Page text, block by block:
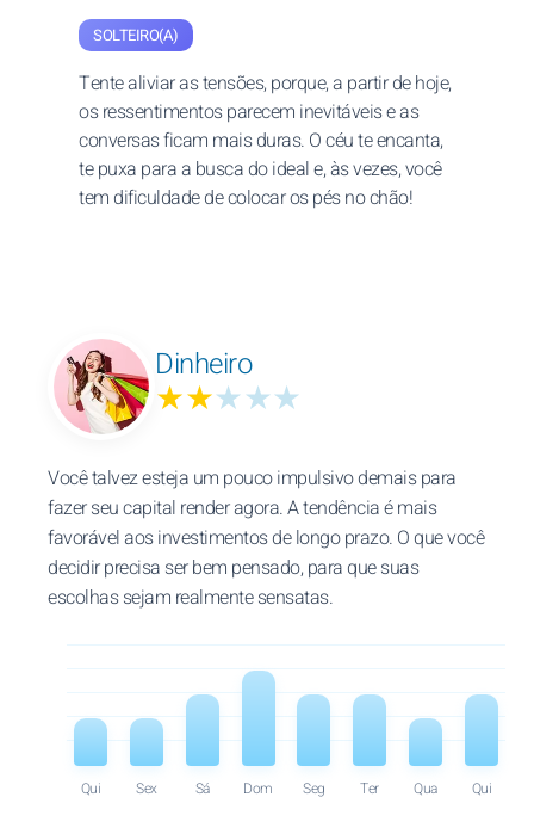
SOLTEIRO(A)
Tente aliviar as tensões, porque, a partir de hoje,
os ressentimentos parecem inevitáveis e as
conversas ficam mais duras. O céu te encanta,
te puxa para a busca do ideal e, às vezes, você
tem dificuldade de colocar os pés no chão!
Dinheiro
★★★★★
Você talvez esteja um pouco impulsivo demais para
fazer seu capital render agora. A tendência é mais
favorável aos investimentos de longo prazo. O que você
decidir precisa ser bem pensado, para que suas
escolhas sejam realmente sensatas.
Qui Sex Sá Dom Seg Ter Qua Qui